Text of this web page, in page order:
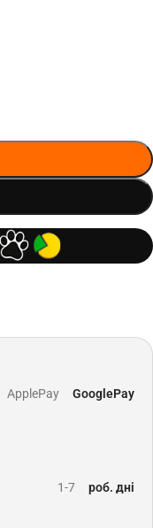
ApplePay GooglePay
1-7 роб. дні